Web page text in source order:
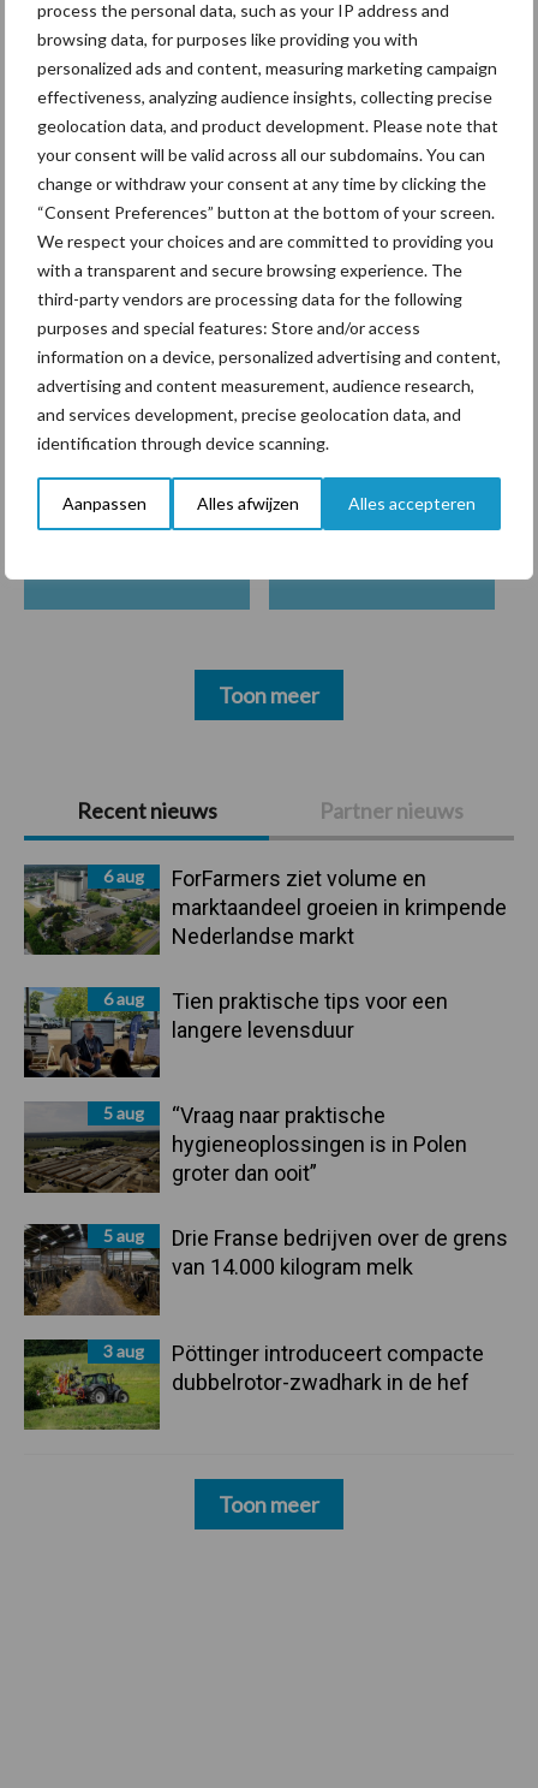
process the personal data, such as your IP address and
browsing data, for purposes like providing you with
personalized ads and content, measuring marketing campaign
effectiveness, analyzing audience insights, collecting precise
geolocation data, and product development. Please note that
your consent will be valid across all our subdomains. You can
change or withdraw your consent at any time by clicking the
“Consent Preferences” button at the bottom of your screen.
We respect your choices and are committed to providing you
with a transparent and secure browsing experience. The
third-party vendors are processing data for the following
purposes and special features: Store and/or access
information on a device, personalized advertising and content,
advertising and content measurement, audience research,
and services development, precise geolocation data, and
identification through device scanning.
Aanpassen Alles afwijzen Alles accepteren
Primaire
Sidebar
Recent nieuws Partner nieuws
6 aug
ForFarmers ziet volume en
marktaandeel groeien in krimpende
Nederlandse markt
6 aug
Tien praktische tips voor een
langere levensduur
5 aug
“Vraag naar praktische
hygieneoplossingen is in Polen
groter dan ooit”
5 aug
Drie Franse bedrijven over de grens
van 14.000 kilogram melk
3 aug
Pöttinger introduceert compacte
dubbelrotor-zwadhark in de hef
Toon meer
een langere levensduur
“Vraag naar praktische
hygieneoplossingen is in
Polen groter dan ooit”
Themapagina's
Diergezondheid Bemesting Fokkerij
Ligbox &
Toon meer